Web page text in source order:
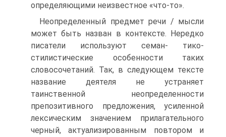
определяющими неизвестное «что-то».
Неопределенный предмет речи / мысли
может быть назван в контексте. Нередко
писатели используют семан- тико-
стилистические особенности таких
словосочетаний. Так, в следующем тексте
название деятеля не устраняет
таинственной неопределенности
препозитивного предложения, усиленной
лексическим значением прилагательного
черный, актуализированным повтором и